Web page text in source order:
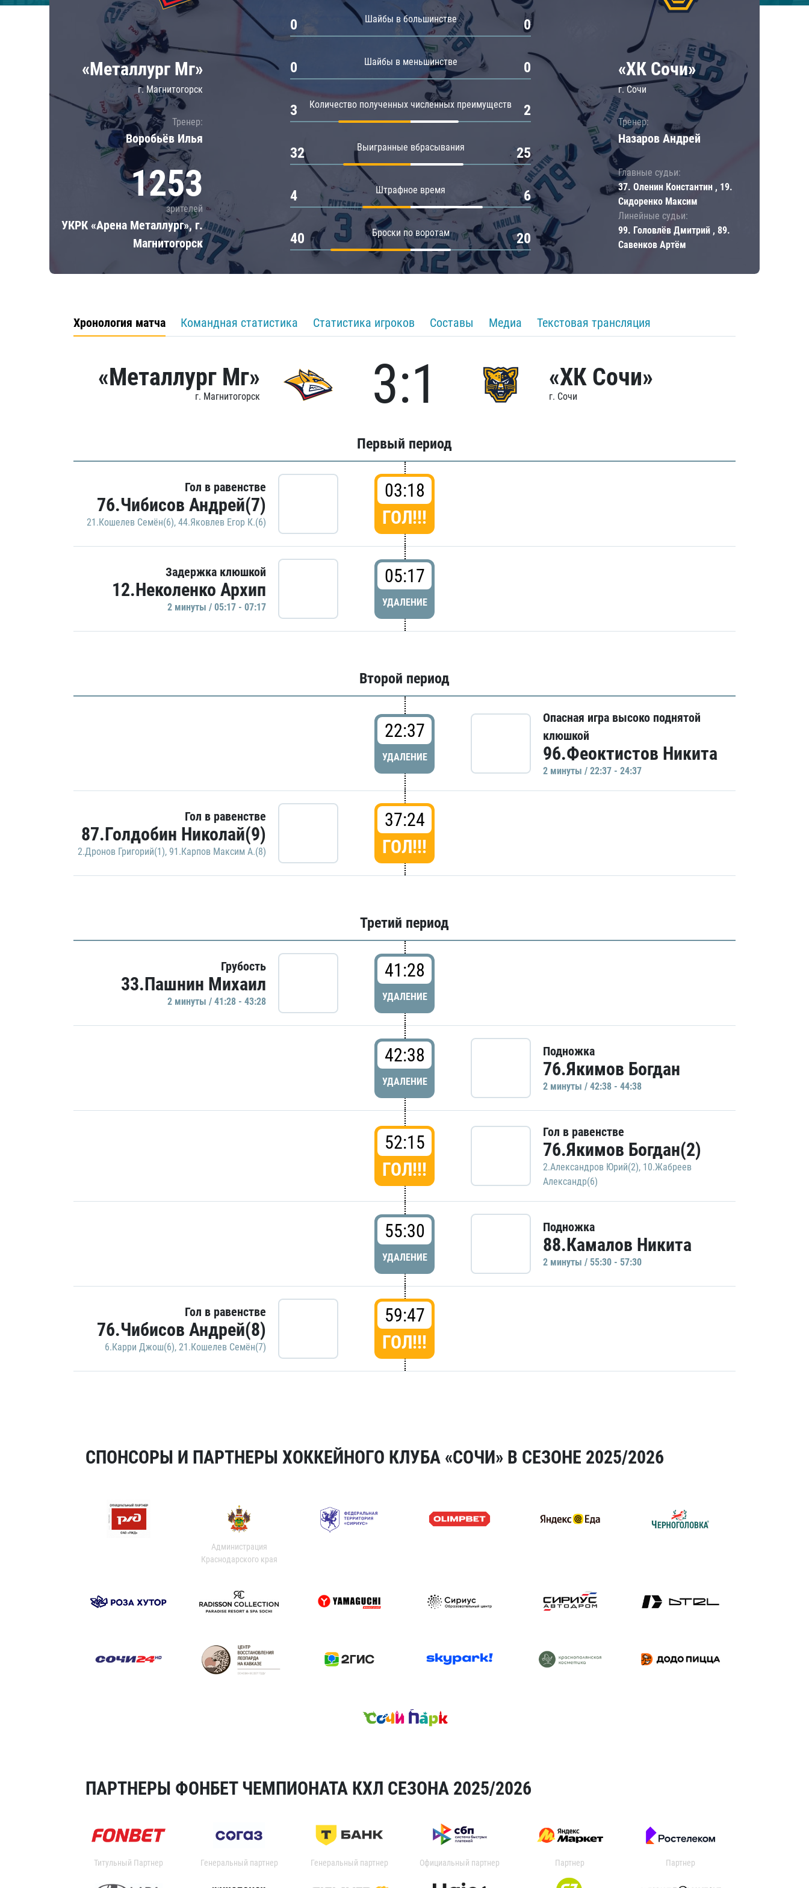
Локомотив
ЦСКА
Шанхайские Драконы
«Металлург Мг»
г. Магнитогорск
Тренер:
Воробьёв Илья
1253
зрителей
УКРК «Арена Металлург», г.
Магнитогорск
Шайбы в большинстве
0 0
Шайбы в меньшинстве
0 0
Количество полученных численных преимуществ
3 2
Выигранные вбрасывания
32 25
Штрафное время
4 6
Броски по воротам
40 20
«ХК Сочи»
г. Сочи
Тренер:
Назаров Андрей
Главные судьи:
37. Оленин Константин , 19.
Сидоренко Максим
Линейные судьи:
99. Головлёв Дмитрий , 89.
Савенков Артём
Хронология матча Командная статистика Статистика игроков Составы Медиа Текстовая трансляция
«Металлург Мг»
г. Магнитогорск 3:1 «ХК Сочи»
г. Сочи
Первый период
Гол в равенстве
76.Чибисов Андрей(7)
21.Кошелев Семён(6), 44.Яковлев Егор К.(6)
03:18
ГОЛ!!!
Задержка клюшкой
12.Неколенко Архип
2 минуты / 05:17 - 07:17
05:17
УДАЛЕНИЕ
Второй период
22:37
УДАЛЕНИЕ
Опасная игра высоко поднятой
клюшкой
96.Феоктистов Никита
2 минуты / 22:37 - 24:37
Гол в равенстве
87.Голдобин Николай(9)
2.Дронов Григорий(1), 91.Карпов Максим А.(8)
37:24
ГОЛ!!!
Третий период
Грубость
33.Пашнин Михаил
2 минуты / 41:28 - 43:28
41:28
УДАЛЕНИЕ
42:38
УДАЛЕНИЕ
Подножка
76.Якимов Богдан
2 минуты / 42:38 - 44:38
52:15
ГОЛ!!!
Гол в равенстве
76.Якимов Богдан(2)
2.Александров Юрий(2), 10.Жабреев
Александр(6)
55:30
УДАЛЕНИЕ
Подножка
88.Камалов Никита
2 минуты / 55:30 - 57:30
Гол в равенстве
76.Чибисов Андрей(8)
6.Карри Джош(6), 21.Кошелев Семён(7)
59:47
ГОЛ!!!
СПОНСОРЫ И ПАРТНЕРЫ ХОККЕЙНОГО КЛУБА «СОЧИ» В СЕЗОНЕ 2025/2026
Администрация
Краснодарского края
ПАРТНЕРЫ ФОНБЕТ ЧЕМПИОНАТА КХЛ СЕЗОНА 2025/2026
Титульный Партнер Генеральный партнер Генеральный партнер Официальный партнер Партнер Партнер